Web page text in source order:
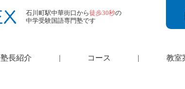
石川町駅中華街口から徒歩30秒の
中学受験国語専門塾です
塾長紹介 | コース | 教室